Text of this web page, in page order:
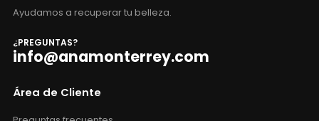
Ayudamos a recuperar tu belleza.
¿PREGUNTAS?
info@anamonterrey.com
Área de Cliente